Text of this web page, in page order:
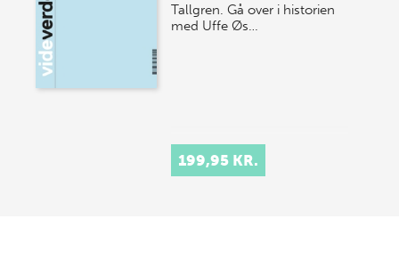
Tallgren. Gå over i historien
med Uffe Øs…
199,95 KR.